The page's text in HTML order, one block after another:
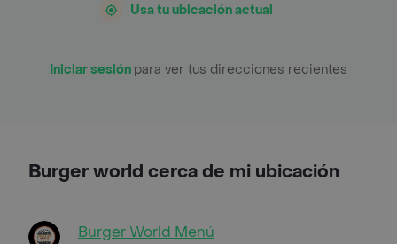
Usa tu ubicación actual
Iniciar sesión para ver tus direcciones recientes
Burger world cerca de mi ubicación
Burger World Menú